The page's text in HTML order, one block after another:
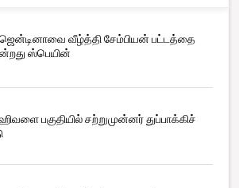
வீழ்த்தி சேம்பியன் பட்டத்தை
ஸ்பெயின்
பகுதியில் சற்றுமுன்னர் துப்பாக்கிச்